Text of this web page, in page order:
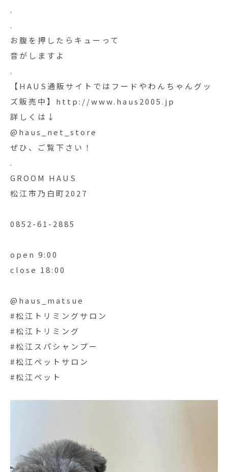
.
.
お腹を押したらキューって
音がしますよ️
.
【HAUS通販サイトではフードやわんちゃんグッ
ズ販売中】http://www.haus2005.jp
詳しくは↓
@haus_net_store
ぜひ、ご覧下さい！
.
GROOM HAUS
松江市乃白町2027
0852-61-2885
open 9:00
close 18:00
@haus_matsue
#松江トリミングサロン
#松江トリミング
#松江スパシャンプー
#松江ペットサロン
#松江ペット